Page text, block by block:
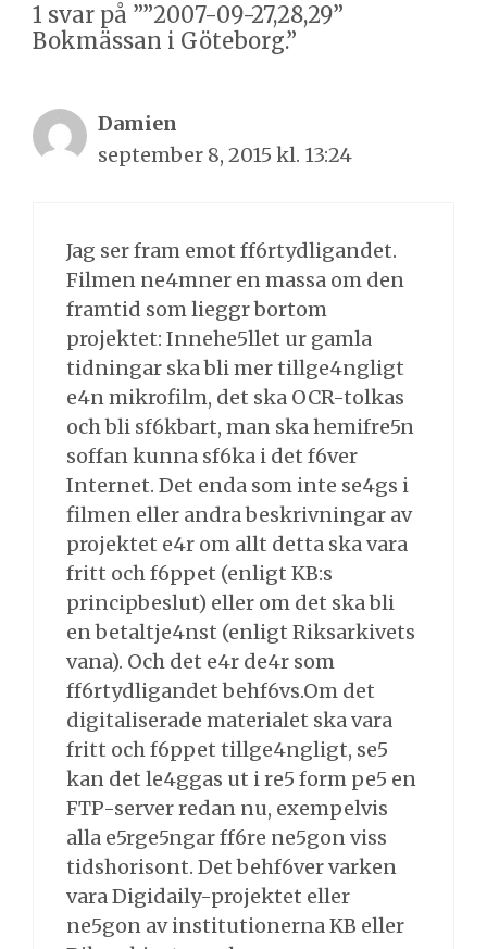
1 svar på ””2007-09-27,28,29”
Bokmässan i Göteborg.”
Damien
september 8, 2015 kl. 13:24
Jag ser fram emot ff6rtydligandet.
Filmen ne4mner en massa om den
framtid som lieggr bortom
projektet: Innehe5llet ur gamla
tidningar ska bli mer tillge4ngligt
e4n mikrofilm, det ska OCR-tolkas
och bli sf6kbart, man ska hemifre5n
soffan kunna sf6ka i det f6ver
Internet. Det enda som inte se4gs i
filmen eller andra beskrivningar av
projektet e4r om allt detta ska vara
fritt och f6ppet (enligt KB:s
principbeslut) eller om det ska bli
en betaltje4nst (enligt Riksarkivets
vana). Och det e4r de4r som
ff6rtydligandet behf6vs.Om det
digitaliserade materialet ska vara
fritt och f6ppet tillge4ngligt, se5
kan det le4ggas ut i re5 form pe5 en
FTP-server redan nu, exempelvis
alla e5rge5ngar ff6re ne5gon viss
tidshorisont. Det behf6ver varken
vara Digidaily-projektet eller
ne5gon av institutionerna KB eller